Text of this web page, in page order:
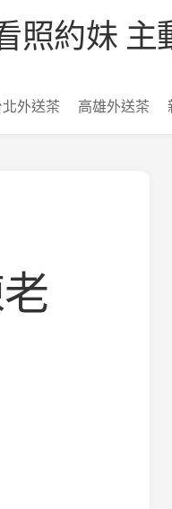
約妹 主
北外送茶 高雄外送茶